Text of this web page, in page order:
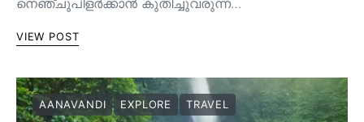
VIEW POST
AANAVANDI EXPLORE TRAVEL